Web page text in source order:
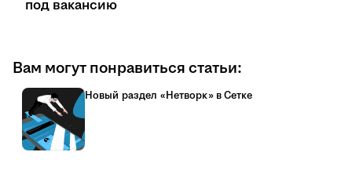
под вакансию
Вам могут понравиться статьи:
Новый раздел «Нетворк» в Сетке